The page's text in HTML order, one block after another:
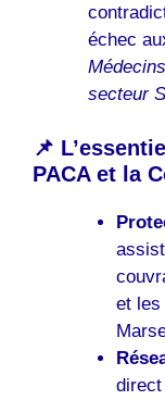
échec
secteur
📌
PACA et la
et les
direct